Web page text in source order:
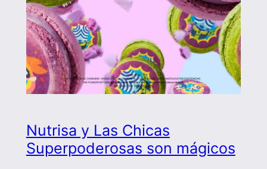
Nutrisa y Las Chicas
Superpoderosas son mágicos